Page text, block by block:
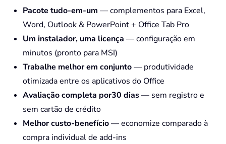
Pacote tudo-em-um — complementos para Excel,
Word, Outlook & PowerPoint + Office Tab Pro
Um instalador, uma licença — configuração em
minutos (pronto para MSI)
Trabalhe melhor em conjunto— produtividade
otimizada entre os aplicativos do Office
Avaliação completa por30 dias— sem registro e
sem cartão de crédito
Melhor custo-benefício— economize comparado à
compra individual de add-ins